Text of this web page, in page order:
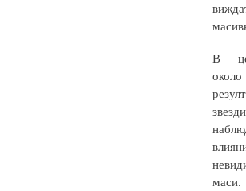
В
маси.